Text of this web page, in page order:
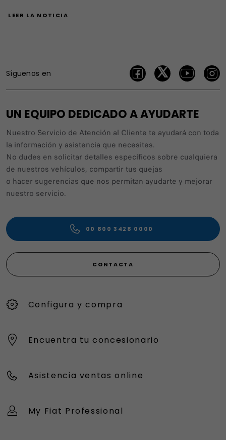
LEER LA NOTICIA
Síguenos en
UN EQUIPO DEDICADO A AYUDARTE
Nuestro Servicio de Atención al Cliente te ayudará con toda
la información y asistencia que necesites.
No dudes en solicitar detalles específicos sobre cualquiera
de nuestros vehículos, compartir tus quejas
o hacer sugerencias que nos permitan ayudarte y mejorar
nuestro servicio.
00 800 3428 0000
CONTACTA
Configura y compra
Encuentra tu concesionario
Asistencia ventas online
My Fiat Professional